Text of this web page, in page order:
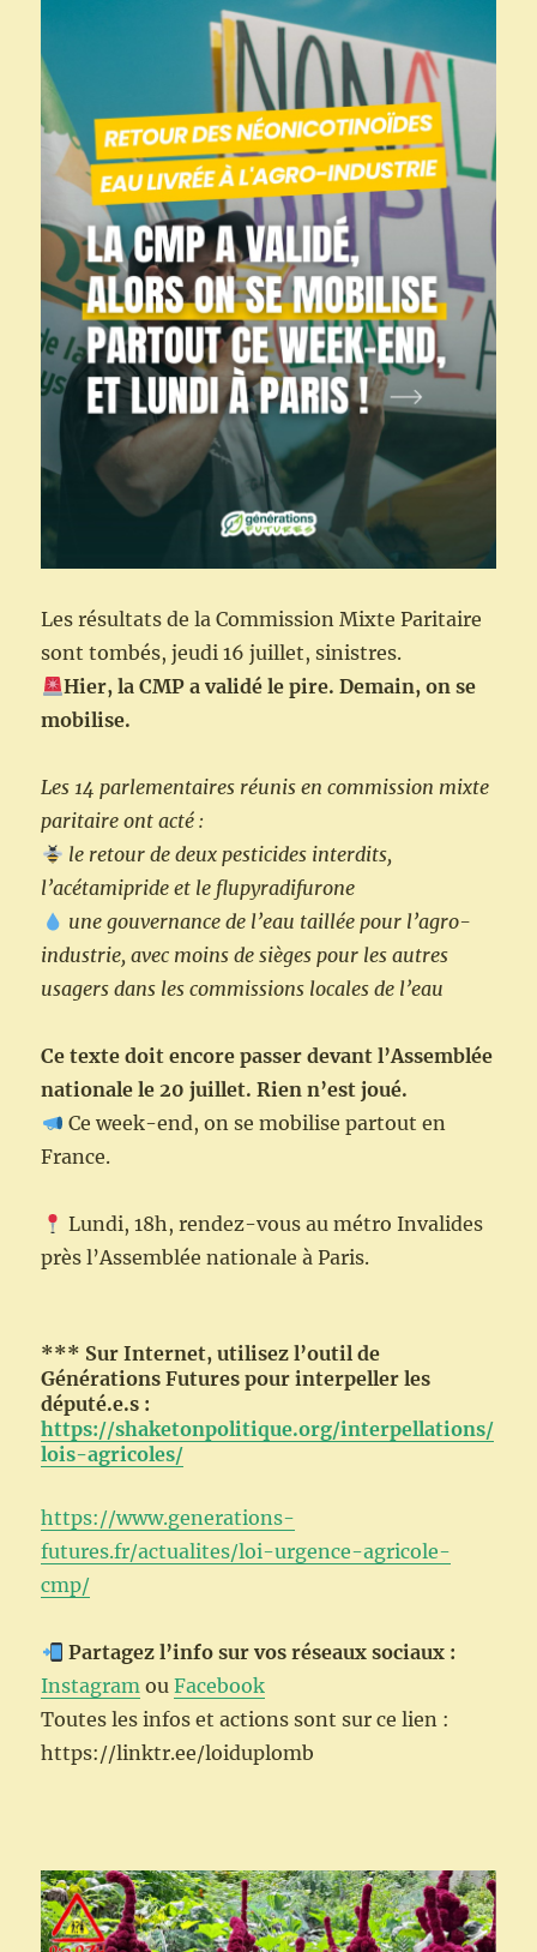
Les résultats de la Commission Mixte Paritaire
sont tombés, jeudi 16 juillet, sinistres.
Hier, la CMP a validé le pire. Demain, on se
mobilise.
Les 14 parlementaires réunis en commission mixte
paritaire ont acté :
le retour de deux pesticides interdits,
l’acétamipride et le flupyradifurone
une gouvernance de l’eau taillée pour l’agro-
industrie, avec moins de sièges pour les autres
usagers dans les commissions locales de l’eau
Ce texte doit encore passer devant l’Assemblée
nationale le 20 juillet. Rien n’est joué.
Ce week-end, on se mobilise partout en
France.
Lundi, 18h, rendez-vous au métro Invalides
près l’Assemblée nationale à Paris.
*** Sur Internet, utilisez l’outil de
Générations Futures pour interpeller les
député.e.s :
https://shaketonpolitique.org/interpellations/
lois-agricoles/
https://www.generations-
futures.fr/actualites/loi-urgence-agricole-
cmp/
Partagez l’info sur vos réseaux sociaux :
Instagram ouFacebook
Toutes les infos et actions sont sur ce lien :
https://linktr.ee/loiduplomb